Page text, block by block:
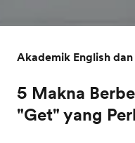
Akademik English
5 Makna
"Get" yang